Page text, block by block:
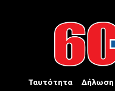
Ταυτότητα